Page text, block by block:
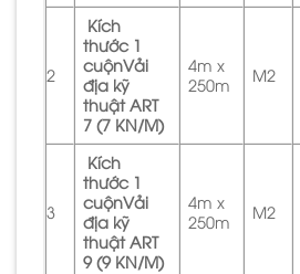
2
Kích
thước 1
cuộnVải
địa kỹ
thuật ART
7 (7 KN/M)
4m x
250m
M2
3
Kích
thước 1
cuộnVải
địa kỹ
thuật ART
9 (9 KN/M)
4m x
250m
M2